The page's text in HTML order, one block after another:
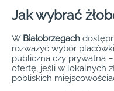
Jak wybrać
W Białobrzegach
rozważyć wybór
publiczna czy prywatna
ofertę, jeśli w lokalnych
pobliskich